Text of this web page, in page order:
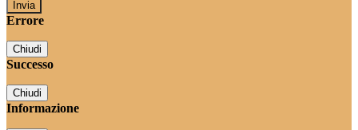
Errore
Chiudi
Successo
Chiudi
Informazione